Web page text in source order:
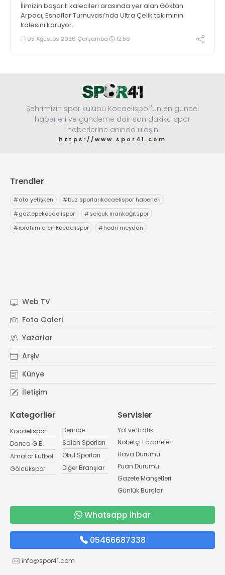
İlimizin başarılı kalecileri arasında yer alan Göktan
Arpacı, Esnaflar Turnuvası’nda Ultra Çelik takımının
kalesini koruyor.
05 Ağustos 2026 Çarşamba 12:56
Şehrimizin spor kulübü Kocaelispor'un en güncel
haberleri ve gündeme dair son dakika spor
haberlerine anında ulaşın
https://www.spor41.com
Trendler
#ata yetişken #buz sporlarıkocaelispor haberleri
#göztepekocaelispor #selçuk inankağıtspor
#ibrahim ercinkocaelispor #hodri meydan
Web TV
Foto Galeri
Yazarlar
Arşiv
Künye
İletişim
Kategoriler
Kocaelispor
Darıca G.B.
Amatör Futbol
Gölcükspor
Derince
Salon Sporları
Okul Sporları
Diğer Branşlar
Servisler
Yol ve Trafik
Nöbetçi Eczaneler
Hava Durumu
Puan Durumu
Gazete Manşetleri
Günlük Burçlar
Whatsapp İhbar
05466687338
info@spor41.com